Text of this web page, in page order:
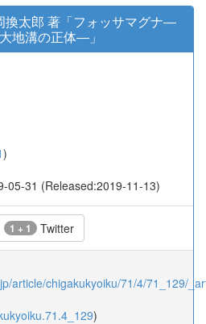
換太郎 著「フォッサマグナ―
地溝の正体―」
)
05-31 (Released:2019-11-13)
1 + 1 Twitter
article/chigakukyoiku/71/4/71_129/
)